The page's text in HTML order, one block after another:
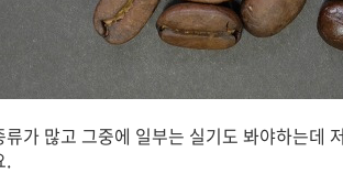
가 많고 그중에 일부는 실기도 봐야하는
.